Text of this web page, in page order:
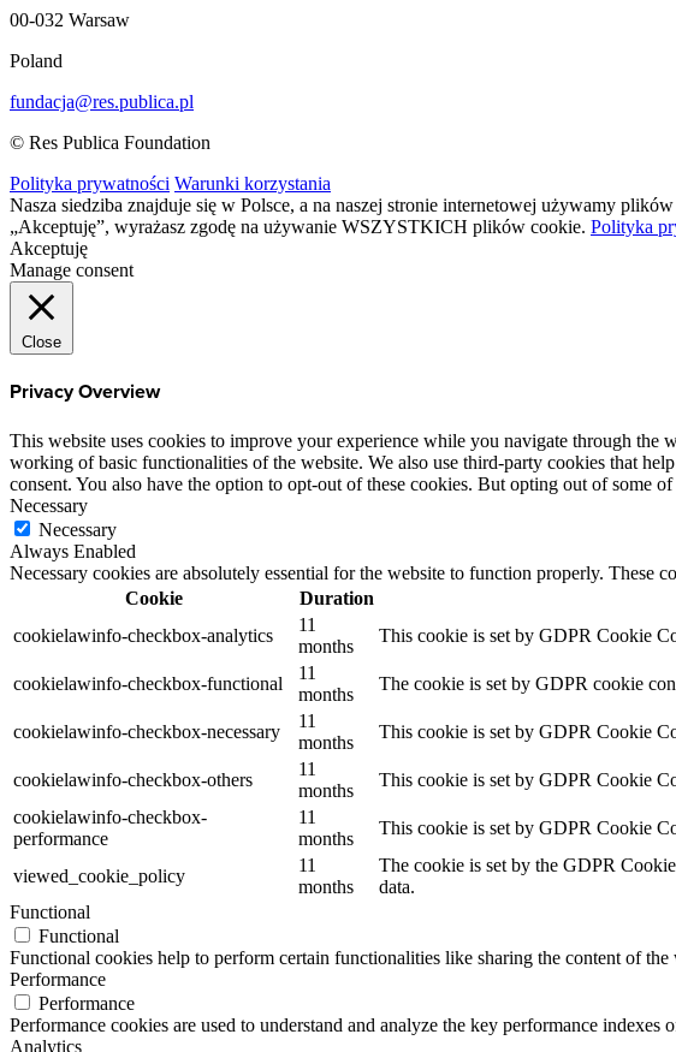
00-032 Warsaw
Poland
fundacja@res.publica.pl
© Res Publica Foundation
Polityka prywatności Warunki korzystania
Nasza siedziba znajduje się w Polsce, a na naszej stronie internetowej używamy
„Akceptuję”, wyrażasz zgodę na używanie WSZYSTKICH plików cookie. Polityka
Akceptuję
Manage consent
Close
Privacy Overview
This website uses cookies to improve your experience while you navigate through the
working of basic functionalities of the website. We also use third-party cookies that
consent. You also have the option to opt-out of these cookies. But opting out of some
Necessary
Necessary
Always Enabled
Necessary cookies are absolutely essential for the website to function properly. These
Cookie
Duration
cookielawinfo-checkbox-analytics
11
months
This cookie is set by GDPR Cookie
cookielawinfo-checkbox-functional
11
months
The cookie is set by GDPR cookie
cookielawinfo-checkbox-necessary
11
months
This cookie is set by GDPR Cookie
cookielawinfo-checkbox-others
11
months
This cookie is set by GDPR Cookie
cookielawinfo-checkbox-
performance
11
months
This cookie is set by GDPR Cookie
viewed_cookie_policy
11
months
The cookie is set by the GDPR
data.
Functional
Functional
Functional cookies help to perform certain functionalities like sharing the content of
Performance
Performance
Performance cookies are used to understand and analyze the key performance
Analytics